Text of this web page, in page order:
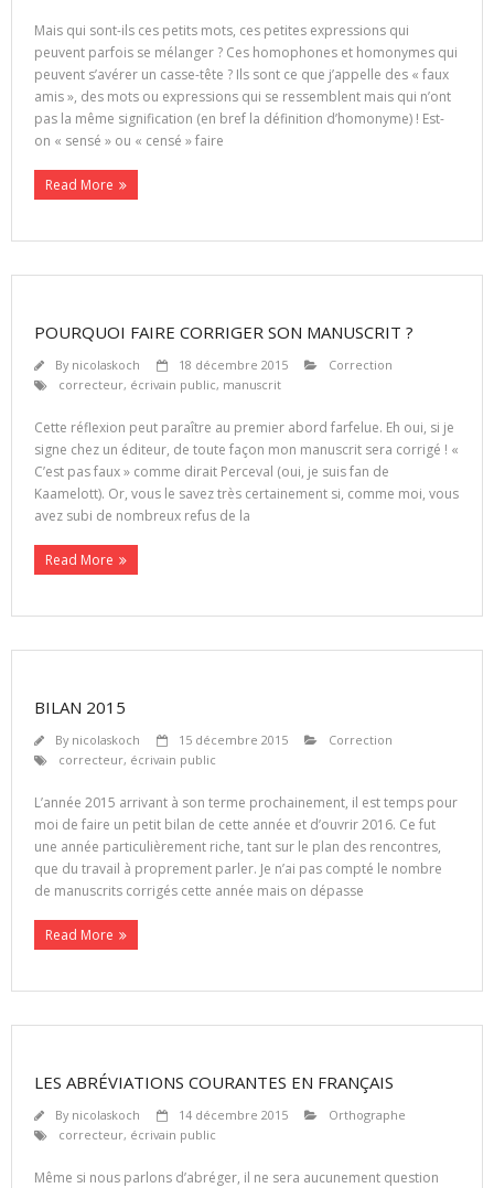
Mais qui sont-ils ces petits mots, ces petites expressions qui
peuvent parfois se mélanger ? Ces homophones et homonymes qui
peuvent s’avérer un casse-tête ? Ils sont ce que j’appelle des « faux
amis », des mots ou expressions qui se ressemblent mais qui n’ont
pas la même signification (en bref la définition d’homonyme) ! Est-
on « sensé » ou « censé » faire
Read More
POURQUOI FAIRE CORRIGER SON MANUSCRIT ?
By nicolaskoch 18 décembre 2015
Correction
correcteur, écrivain public, manuscrit
Cette réflexion peut paraître au premier abord farfelue. Eh oui, si je
signe chez un éditeur, de toute façon mon manuscrit sera corrigé ! «
C’est pas faux » comme dirait Perceval (oui, je suis fan de
Kaamelott). Or, vous le savez très certainement si, comme moi, vous
avez subi de nombreux refus de la
Read More
BILAN 2015
By nicolaskoch 15 décembre 2015
Correction
correcteur, écrivain public
L’année 2015 arrivant à son terme prochainement, il est temps pour
moi de faire un petit bilan de cette année et d’ouvrir 2016. Ce fut
une année particulièrement riche, tant sur le plan des rencontres,
que du travail à proprement parler. Je n’ai pas compté le nombre
de manuscrits corrigés cette année mais on dépasse
Read More
LES ABRÉVIATIONS COURANTES EN FRANÇAIS
By nicolaskoch 14 décembre 2015
Orthographe
correcteur, écrivain public
Même si nous parlons d’abréger, il ne sera aucunement question